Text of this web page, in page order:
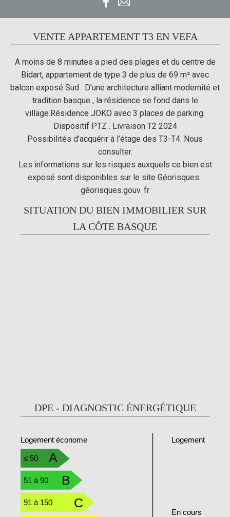
VENTE APPARTEMENT T3 EN VEFA
A moins de 8 minutes a pied des plages et du centre de
Bidart, appartement de type 3 de plus de 69 m² avec
balcon exposé Sud . D’une architecture alliant modernité et
tradition basque , la résidence se fond dans le
village.Résidence JOKO avec 3 places de parking.
Dispositif PTZ . Livraison T2 2024
Possibilités d’acquérir à l’étage des T3-T4. Nous
consulter.
Les informations sur les risques auxquels ce bien est
exposé sont disponibles sur le site Géorisques :
géorisques.gouv. fr
SITUATION DU BIEN IMMOBILIER SUR
LA CÔTE BASQUE
DPE - DIAGNOSTIC ÉNERGÉTIQUE
A
B
C
Logement économe Logement
≤ 50
51 à 90
91 à 150
En cours